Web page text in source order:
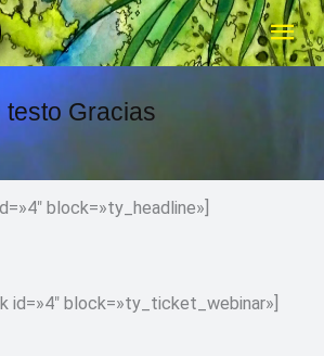
testo Gracias
block=»ty_headline»]
id=»4″ block=»ty_ticket_webinar»]